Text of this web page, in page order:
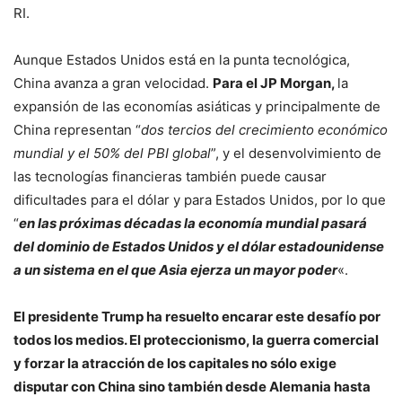
RI.
Aunque Estados Unidos está en la punta tecnológica,
China avanza a gran velocidad. Para el JP Morgan, la
expansión de las economías asiáticas y principalmente de
China representan “dos tercios del crecimiento económico
mundial y el 50% del PBI global”, y el desenvolvimiento de
las tecnologías financieras también puede causar
dificultades para el dólar y para Estados Unidos, por lo que
“en las próximas décadas la economía mundial pasará
del dominio de Estados Unidos y el dólar estadounidense
a un sistema en el que Asia ejerza un mayor poder«.
El presidente Trump ha resuelto encarar este desafío por
todos los medios. El proteccionismo, la guerra comercial
y forzar la atracción de los capitales no sólo exige
disputar con China sino también desde Alemania hasta